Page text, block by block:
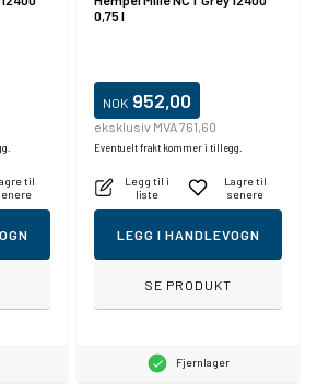
til
0,75 l
NOK 952,00
eksklusiv MVA 761,60
Eventuelt frakt kommer i tillegg.
Legg til i
liste
Lagre til
senere
LEGG I HANDLEVOGN
SE PRODUKT
Fjernlager